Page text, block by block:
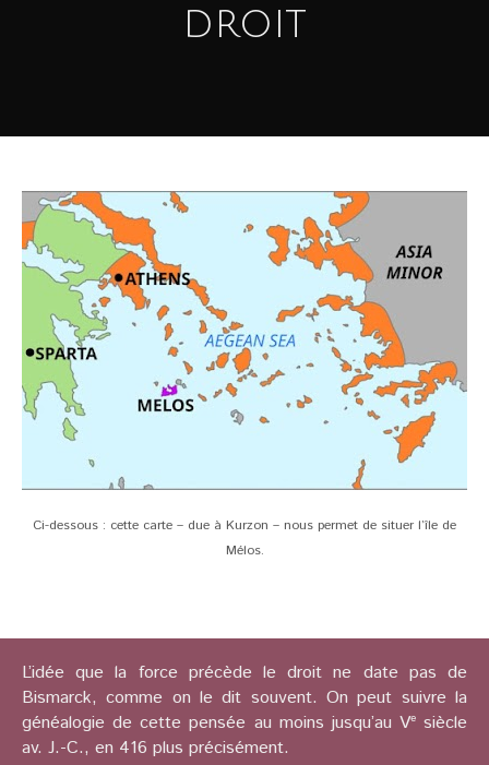
droit
Ci-dessous : cette carte – due à Kurzon – nous permet de situer l’île de
Mélos.
L’idée que la force précède le droit ne date pas de
Bismarck, comme on le dit souvent. On peut suivre la
généalogie de cette pensée au moins jusqu’au Vᵉ siècle
av. J.-C., en 416 plus précisément.